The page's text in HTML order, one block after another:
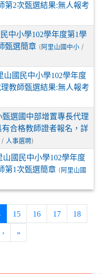
第2次甄選結果:無人報考
中小學102學年度第1學
甄選簡章 ( 阿里山國中小 /
山國民中小學102學年度
教師甄選結果:無人報考
甄選國中部增置專長代理
合格教師證者報名，詳
/ 人事選聘)
山國民中小學102學年度
第1次甄選簡章 (阿里山國
(current)
15 16 17 18
› »